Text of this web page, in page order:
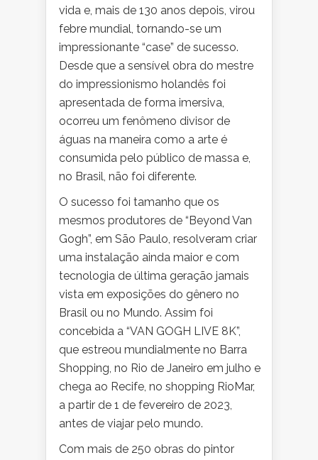
vida e, mais de 130 anos depois, virou
febre mundial, tornando-se um
impressionante “case” de sucesso.
Desde que a sensível obra do mestre
do impressionismo holandês foi
apresentada de forma imersiva,
ocorreu um fenômeno divisor de
águas na maneira como a arte é
consumida pelo público de massa e,
no Brasil, não foi diferente.
O sucesso foi tamanho que os
mesmos produtores de “Beyond Van
Gogh”, em São Paulo, resolveram criar
uma instalação ainda maior e com
tecnologia de última geração jamais
vista em exposições do gênero no
Brasil ou no Mundo. Assim foi
concebida a “VAN GOGH LIVE 8K”,
que estreou mundialmente no Barra
Shopping, no Rio de Janeiro em julho e
chega ao Recife, no shopping RioMar,
a partir de 1 de fevereiro de 2023,
antes de viajar pelo mundo.
Com mais de 250 obras do pintor